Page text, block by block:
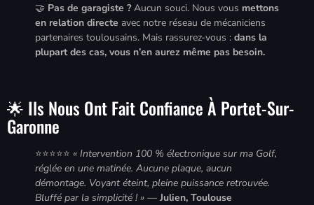
🤝 Pas de garagiste ?Aucun souci. Nous vous mettons
en relation directe avec notre réseau de mécaniciens
partenaires toulousains. Mais rassurez-vous : dans la
plupart des cas, vous n’en aurez même pas besoin.
🌟 Ils Nous Ont Fait Confiance À Portet-Sur-
Garonne
⭐⭐⭐⭐⭐ « Intervention 100 % électronique sur ma Golf,
réglée en une matinée. Aucune plaque, aucun
démontage. Voyant éteint, pleine puissance retrouvée.
Bluffé par la simplicité ! » — Julien, Toulouse